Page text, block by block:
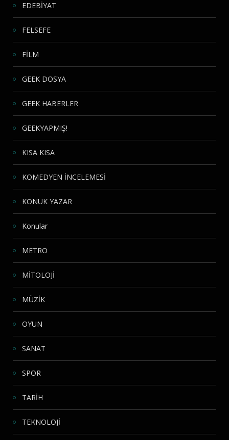
EDEBİYAT
FELSEFE
FİLM
GEEK DOSYA
GEEK HABERLER
GEEKYAPMIŞ!
KISA KISA
KOMEDYEN İNCELEMESİ
KONUK YAZAR
Konular
METRO
MİTOLOJİ
MÜZİK
OYUN
SANAT
SPOR
TARİH
TEKNOLOJİ